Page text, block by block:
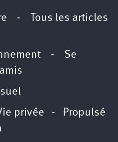
- Tous les articles
- Se
privée - Propulsé